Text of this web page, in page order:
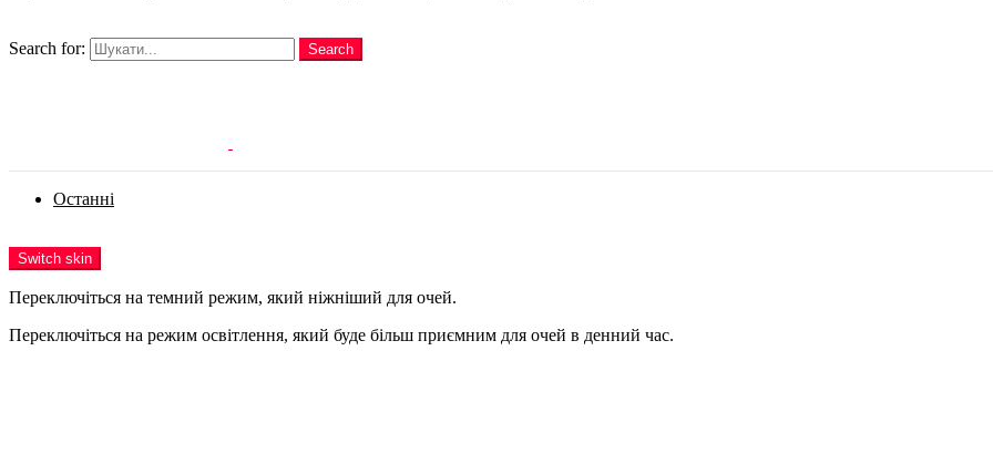
Search for:
Search
Останні
Switch skin
Переключіться на темний режим, який ніжніший для очей.
Переключіться на режим освітлення, який буде більш приємним для очей в денний час.